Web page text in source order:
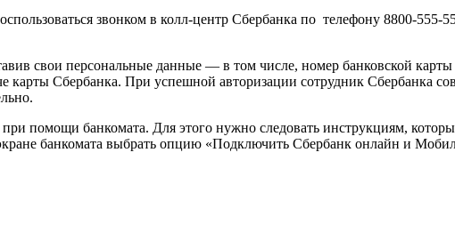
звонком в колл-центр Сбербанка по телефону 8800-
свои персональные данные — в том числе, номер банковской
карты Сбербанка. При успешной авторизации сотрудник Сбербанка
помощи банкомата. Для этого нужно следовать инструкциям,
банкомата выбрать опцию «Подключить Сбербанк онлайн и